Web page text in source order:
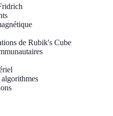
de Rubik's Cube